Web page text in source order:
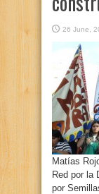
26 June,
Matías
Red por la
por